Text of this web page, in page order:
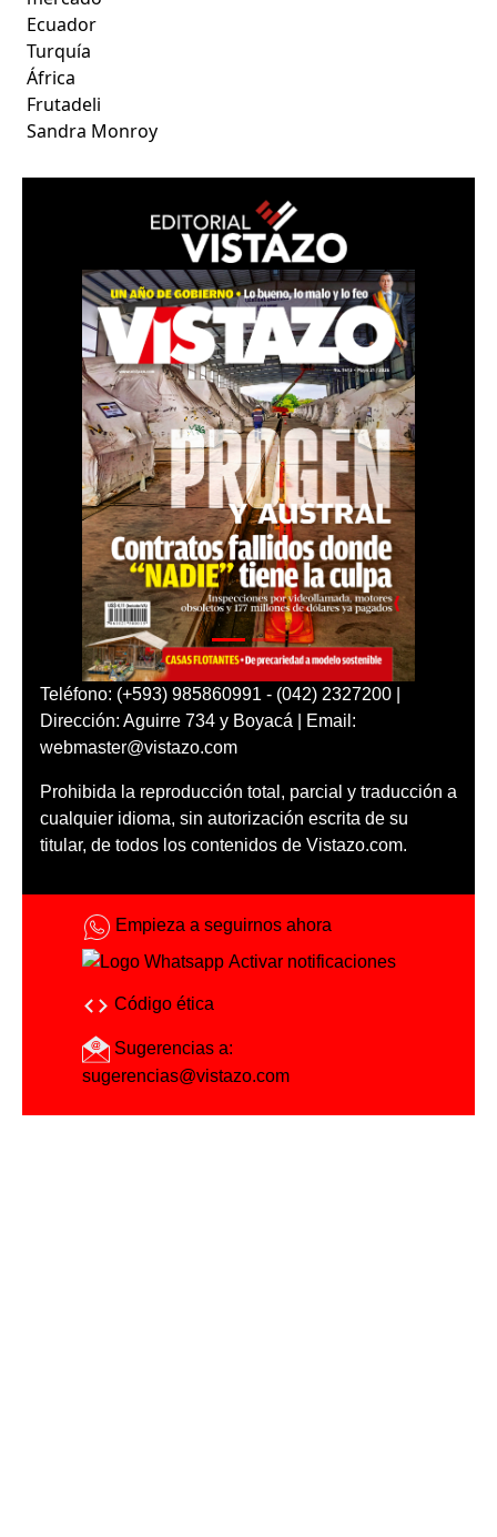
Ecuador
Turquía
África
Frutadeli
Sandra Monroy
Teléfono: (+593) 985860991 - (042) 2327200 |
Dirección: Aguirre 734 y Boyacá | Email:
webmaster@vistazo.com
Prohibida la reproducción total, parcial y traducción a
cualquier idioma, sin autorización escrita de su
titular, de todos los contenidos de Vistazo.com.
Empieza a seguirnos ahora
Activar notificaciones
Código ética
Sugerencias a:
sugerencias@vistazo.com